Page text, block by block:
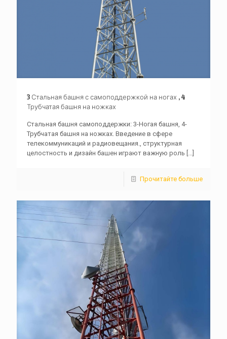
3 Стальная башня с самоподдержкой на ногах , 4
Трубчатая башня на ножках
Стальная башня самоподдержки: 3-Ногая башня, 4-
Трубчатая башня на ножках. Введение в сфере
телекоммуникаций и радиовещания., структурная
целостность и дизайн башен играют важную роль [...]
Прочитайте больше